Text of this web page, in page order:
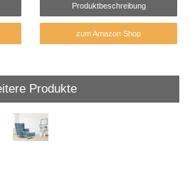
Produktbeschreibung
zum Amazon Shop
Produkte